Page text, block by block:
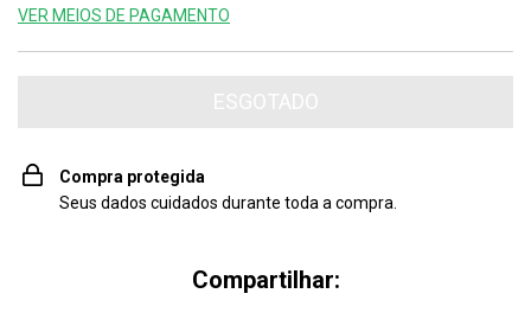
VER MEIOS DE PAGAMENTO
Compra protegida
Seus dados cuidados durante toda a compra.
Compartilhar: